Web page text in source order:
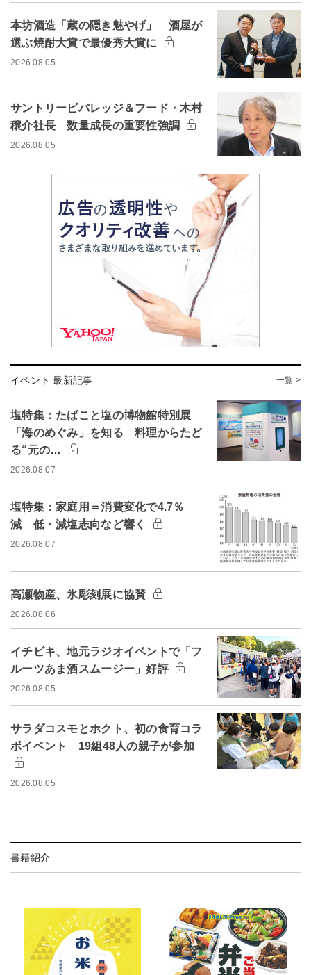
本坊酒造「蔵の隠き魅やげ」 酒屋が
選ぶ焼酎大賞で最優秀大賞に
2026.08.05
サントリービバレッジ＆フード・木村
穣介社長 数量成長の重要性強調
2026.08.05
イベント 最新記事 一覧 >
塩特集：たばこと塩の博物館特別展
「海のめぐみ」を知る 料理からたど
る“元の…
2026.08.07
塩特集：家庭用＝消費変化で4.7％
減 低・減塩志向など響く
2026.08.07
高瀬物産、氷彫刻展に協賛
2026.08.06
イチビキ、地元ラジオイベントで「フ
ルーツあま酒スムージー」好評
2026.08.05
サラダコスモとホクト、初の食育コラ
ボイベント 19組48人の親子が参加
2026.08.05
書籍紹介